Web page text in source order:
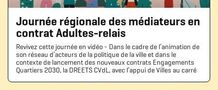
Journée régionale des médiateurs en
contrat Adultes-relais
Revivez cette journée en vidéo - Dans le cadre de l’animation de
son réseau d’acteurs de la politique de la ville et dans le
contexte de lancement des nouveaux contrats Engagements
Quartiers 2030, la DREETS CVdL, avec l’appui de Villes au carré